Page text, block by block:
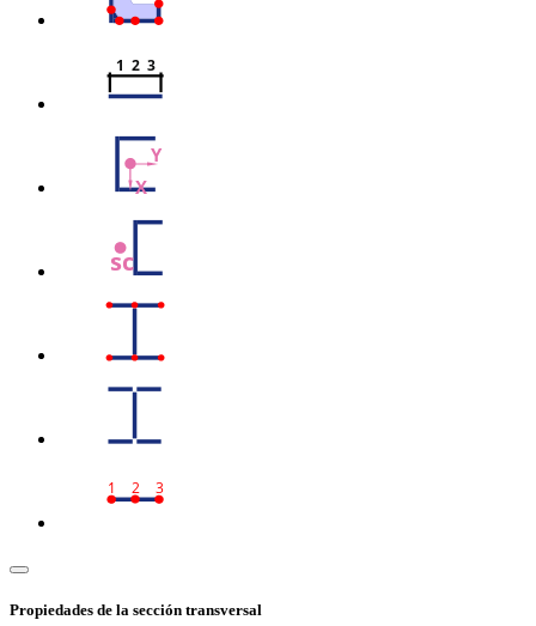
1  2  3
Y
X
sc
1 2 3
Propiedades de la sección transversal